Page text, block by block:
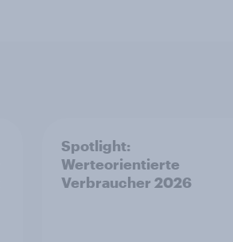
Spotlight:
Werteorientierte
Verbraucher 2026